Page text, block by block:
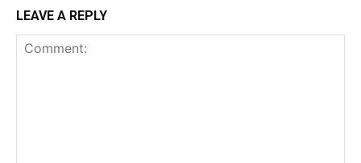
LEAVE A REPLY